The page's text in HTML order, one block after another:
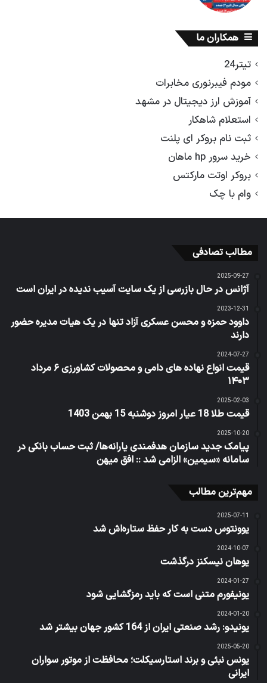
همکاران ما
تیتر24
مودم فیبرنوری مخابرات
آموزش ارز دیجیتال در مشهد
استعلام شاهکار
ثبت نام بروکر ای پلنت
خرید سرور hp ماهان
بروکر اوتت مارکتس
وام با چک
مطالب تصادفی
2025-09-27
آژانس در حال بازرسی از یک سایت آسیب ندیده در ایران است
2023-12-31
داوود حمزه و محسن عسکری آزاد تنها در یک هیات مدیره حضور
دارند
2024-07-27
قیمت انواع نهاده های دامی و محصولات کشاورزی ۶ مرداد
۱۴۰۳
2025-02-03
قیمت طلا 18 عیار امروز دوشنبه 15 بهمن 1403
2025-10-20
پیامک‌ جدید سازمان هدفمندی یارانه‌ها/ ثبت حساب بانکی در
سامانه «سیمین» الزامی شد :: افق میهن
مهم‌ترین مطالب
2025-07-11
یوونتوس دست به کار حفظ ستاره‌اش شد
2024-10-07
یوهان نیسکنز درگذشت
2024-01-27
یونیفورم متنی است که باید رمزگشایی شود
2024-01-20
یونیدو: رشد صنعتی ایران از 164 کشور جهان بیشتر شد
2025-05-20
یونس نبئی و برند استارسیکلت؛ محافظت از موتور سواران
ایرانی